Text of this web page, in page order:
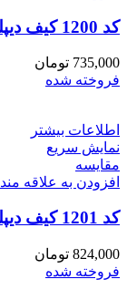
کد 1200 کیف دیپلمات چرم طبیعی
735,000 تومان
فروخته شده
اطلاعات بیشتر
نمایش سریع
مقايسه
افزودن به علاقه
کد 1201 کیف دیپلمات چرم طبیعی
824,000 تومان
فروخته شده